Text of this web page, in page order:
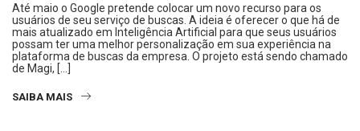
Até maio o Google pretende colocar um novo recurso para os
usuários de seu serviço de buscas. A ideia é oferecer o que há de
mais atualizado em Inteligência Artificial para que seus usuários
possam ter uma melhor personalização em sua experiência na
plataforma de buscas da empresa. O projeto está sendo chamado
de Magi, […]
SAIBA MAIS